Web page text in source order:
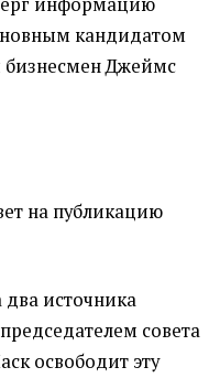
кандидатом
бизнесмен Джеймс
на публикацию
два источника
совета
освободит эту